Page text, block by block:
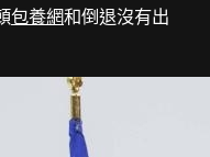
包養網和倒退沒有出